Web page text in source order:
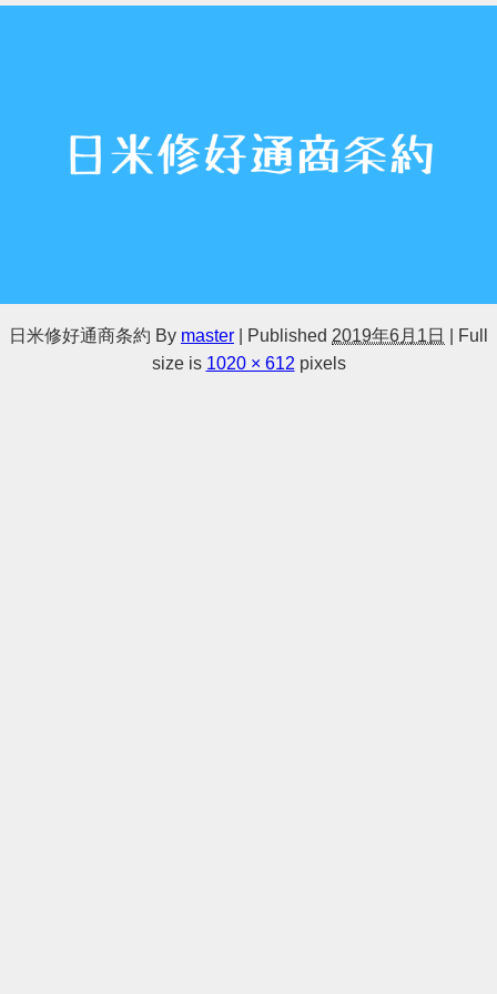
日米修好通商条約 By master Published 2019年6月1日
Full
size is 1020 × 612 pixels